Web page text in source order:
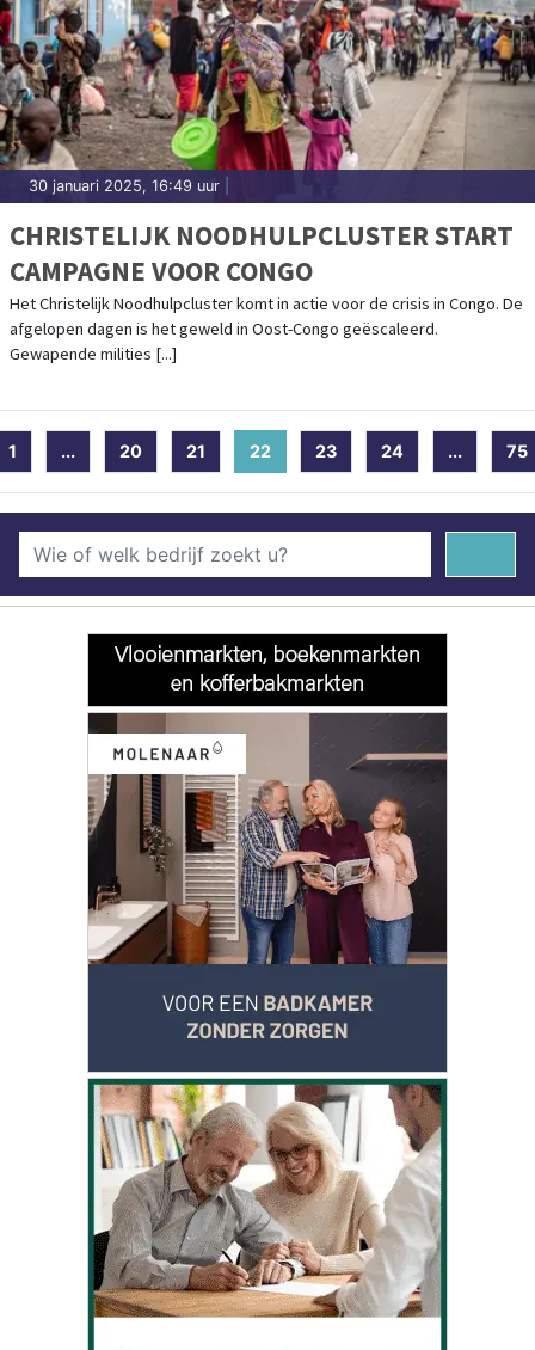
30 januari 2025, 16:49 uur
CHRISTELIJK NOODHULPCLUSTER START
CAMPAGNE VOOR CONGO
Het Christelijk Noodhulpcluster komt in actie voor de crisis in Congo. De
afgelopen dagen is het geweld in Oost-Congo geëscaleerd.
Gewapende milities [...]
1 ... 20 21 22(current)
23 24 ... 75